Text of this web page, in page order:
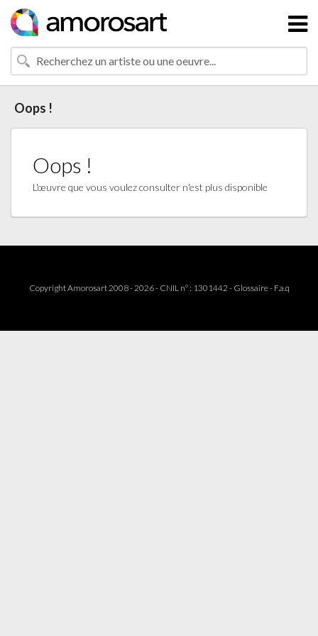
Oops !
Oops !
L'œuvre que vous voulez consulter n'est plus disponible
Copyright Amorosart 2008 - 2026 - CNIL n° : 1301442 - Glossaire- F.a.q